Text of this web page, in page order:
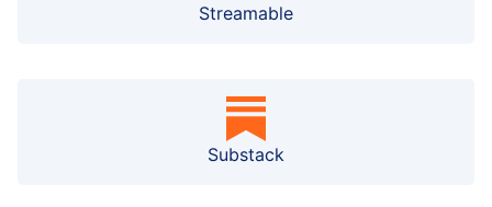
Streamable
Substack